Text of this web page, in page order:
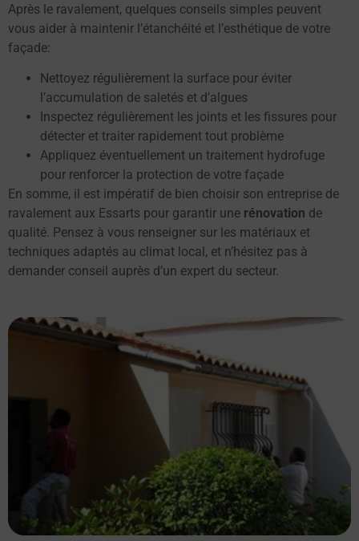
Après le ravalement, quelques conseils simples peuvent
vous aider à maintenir l’étanchéité et l’esthétique de votre
façade:
Nettoyez régulièrement la surface pour éviter
l’accumulation de saletés et d’algues
Inspectez régulièrement les joints et les fissures pour
détecter et traiter rapidement tout problème
Appliquez éventuellement un traitement hydrofuge
pour renforcer la protection de votre façade
En somme, il est impératif de bien choisir son entreprise de
ravalement aux Essarts pour garantir une rénovation de
qualité. Pensez à vous renseigner sur les matériaux et
techniques adaptés au climat local, et n’hésitez pas à
demander conseil auprès d’un expert du secteur.